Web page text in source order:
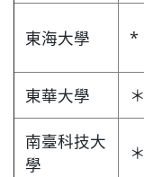
東海大學 *
東華大學 ＊
南臺科技大
學
＊